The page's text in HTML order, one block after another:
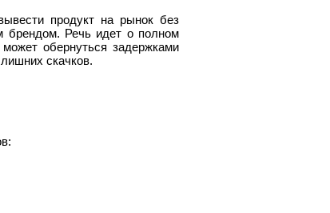
продукт на рынок без
брендом. Речь идет о полном
обернуться задержками
скачков.